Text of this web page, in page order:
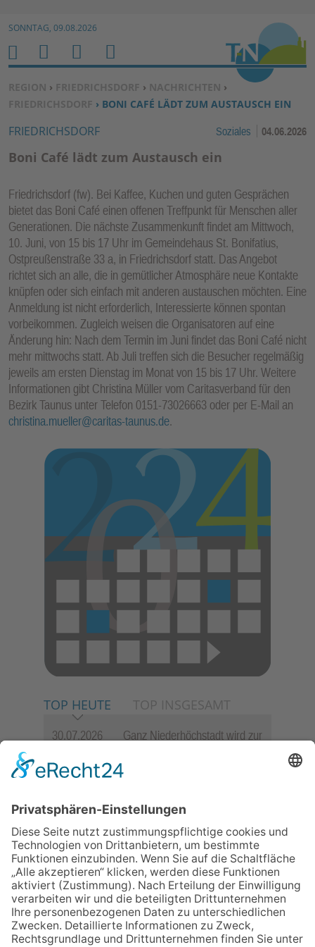
Zum Inhalt springen ↓
SONNTAG, 09.08.2026
SIE BEFINDEN SICH HIER:
REGION › FRIEDRICHSDORF › NACHRICHTEN ›
FRIEDRICHSDORF › BONI CAFÉ LÄDT ZUM AUSTAUSCH EIN
FRIEDRICHSDORF Soziales 04.06.2026
Boni Café lädt zum Austausch ein
Friedrichsdorf (fw). Bei Kaffee, Kuchen und guten Gesprächen
bietet das Boni Café einen offenen Treffpunkt für Menschen aller
Generationen. Die nächste Zusammenkunft findet am Mittwoch,
10. Juni, von 15 bis 17 Uhr im Gemeindehaus St. Bonifatius,
Ostpreußenstraße 33 a, in Friedrichsdorf statt. Das Angebot
richtet sich an alle, die in gemütlicher Atmosphäre neue Kontakte
knüpfen oder sich einfach mit anderen austauschen möchten. Eine
Anmeldung ist nicht erforderlich, Interessierte können spontan
vorbeikommen. Zugleich weisen die Organisatoren auf eine
Änderung hin: Nach dem Termin im Juni findet das Boni Café nicht
mehr mittwochs statt. Ab Juli treffen sich die Besucher regelmäßig
jeweils am ersten Dienstag im Monat von 15 bis 17 Uhr. Weitere
Informationen gibt Christina Müller vom Caritasverband für den
Bezirk Taunus unter Telefon 0151-73026663 oder per E-Mail an
christina.mueller@caritas-taunus.de.
TOP HEUTE TOP INSGESAMT
30.07.2026
Ganz Niederhöchstadt wird zur
06.08.2026
Jugendchor Hochtaunus
Programm „Changes“
Sommerabend: Der Rettershof
lädt wieder zum Weinfest ein
06.08.2026
Hisamoto und Tölke begeistern
mit Werken von Walter
Wachsmuth
09.07.2026
Wasserampel steht auf Gelb:
Stadt ruft zum Wassersparen
H
O
M
E
M
E
N
U
S
U
C
H
E
N
B
E
N
Z
R
F
U
N
K
TI
O
N
E
N